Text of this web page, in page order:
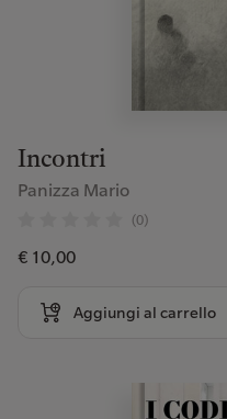
Incontri
Panizza Mario
(0)
€ 10,00
Aggiungi al carrello